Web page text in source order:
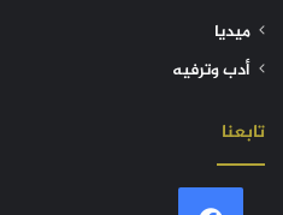
ميديا
أدب وترفيه
تابعنا